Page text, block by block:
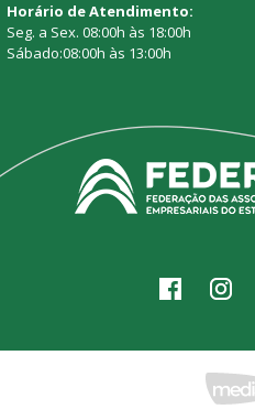
Horário de Atendimento:
Seg. a Sex. 08:00h às 18:00h
Sábado:08:00h às 13:00h